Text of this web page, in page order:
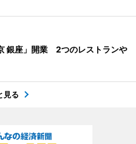
銀座」開業 2つのレストランや
見る